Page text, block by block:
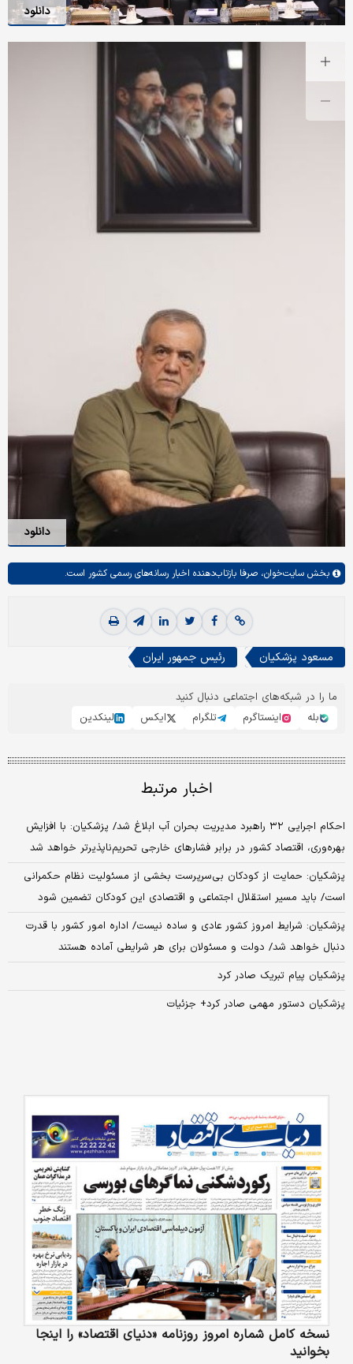
دانلود
دانلود
بخش سایت‌خوان، صرفا بازتاب‌دهنده اخبار رسانه‌های رسمی کشور است.
مسعود پزشکیان رئیس جمهور ایران
ما را در شبکه‌های اجتماعی دنبال کنید
بله
اینستاگرم تلگرام ایکس لینکدین
اخبار مرتبط
احکام اجرایی ۳۲ راهبرد مدیریت بحران آب ابلاغ شد/ پزشکیان: با افزایش
بهره‌وری، اقتصاد کشور در برابر فشارهای خارجی تحریم‌ناپذیرتر خواهد شد
پزشکیان: حمایت از کودکان بی‌سرپرست بخشی از مسئولیت‌ نظام حکمرانی
است/ باید مسیر استقلال اجتماعی و اقتصادی این کودکان تضمین شود
پزشکیان: شرایط امروز کشور عادی و ساده نیست/ اداره امور کشور با قدرت
دنبال خواهد شد/ دولت و مسئولان برای هر شرایطی آماده هستند
پزشکیان پیام تبریک صادر کرد
پزشکیان دستور مهمی صادر کرد+ جزئیات
نسخه کامل شماره امروز روزنامه «دنیای‌ اقتصاد» را اینجا
بخوانید